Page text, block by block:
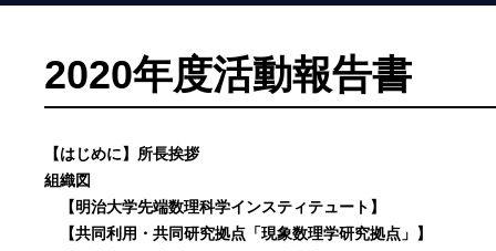
2020年度活動報告書
【はじめに】所長挨拶
組織図
【明治大学先端数理科学インスティテュート】
【共同利用・共同研究拠点「現象数理学研究拠点」】